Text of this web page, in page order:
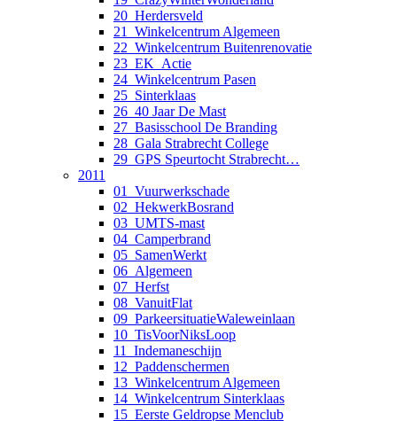
20_Herdersveld
21_Winkelcentrum Algemeen
22_Winkelcentrum Buitenrenovatie
23_EK_Actie
24_Winkelcentrum Pasen
25_Sinterklaas
26_40 Jaar De Mast
27_Basisschool De Branding
28_Gala Strabrecht College
29_GPS Speurtocht Strabrecht…
2011
01_Vuurwerkschade
02_HekwerkBosrand
03_UMTS-mast
04_Camperbrand
05_SamenWerkt
06_Algemeen
07_Herfst
08_VanuitFlat
09_ParkeersituatieWaleweinlaan
10_TisVoorNiksLoop
11_Indemaneschijn
12_Paddenschermen
13_Winkelcentrum Algemeen
14_Winkelcentrum Sinterklaas
15_Eerste Geldropse Menclub